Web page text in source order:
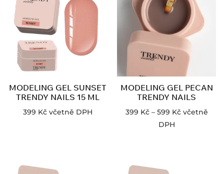
MODELING GEL SUNSET
TRENDY NAILS 15 ML
399 Kč včetně DPH
MODELING GEL PECAN
TRENDY NAILS
399 Kč – 599 Kč včetně
DPH